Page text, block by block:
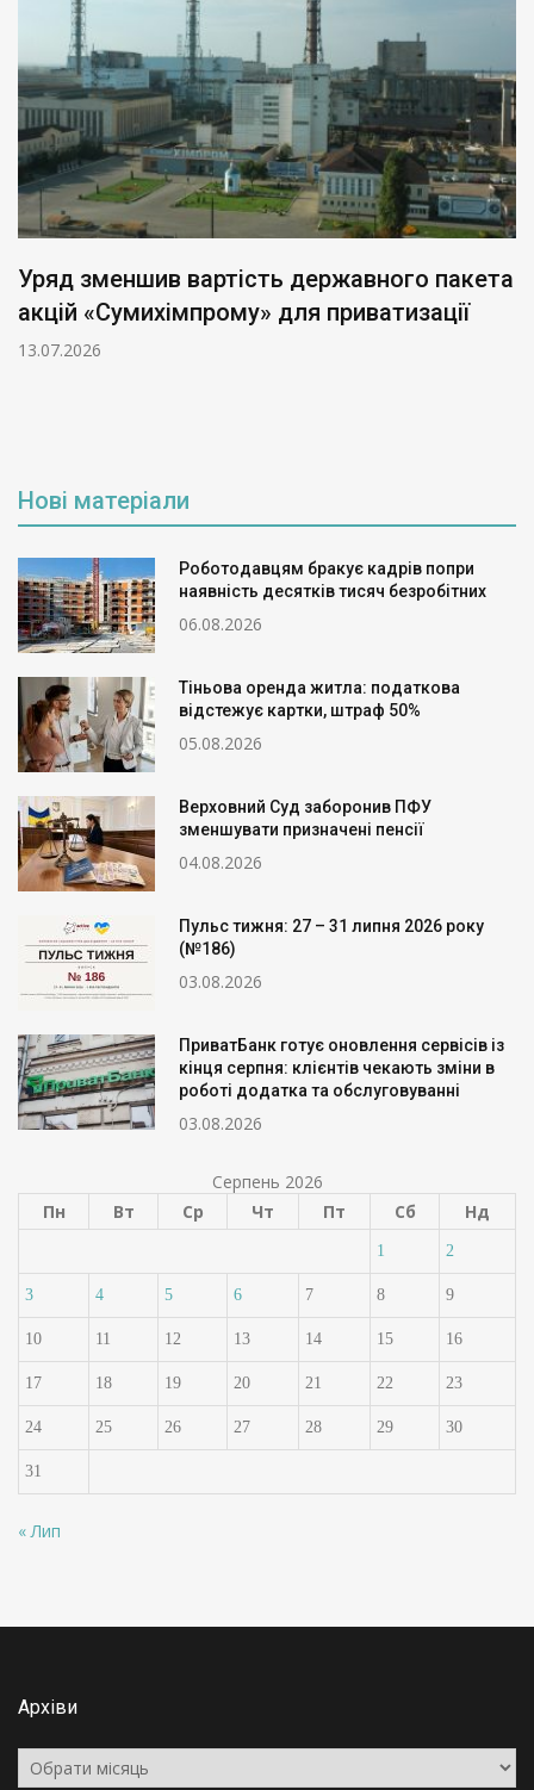
Уряд зменшив вартість державного пакета
акцій «Сумихімпрому» для приватизації
13.07.2026
Нові матеріали
Роботодавцям бракує кадрів попри
наявність десятків тисяч безробітних
06.08.2026
Тіньова оренда житла: податкова
відстежує картки, штраф 50%
05.08.2026
Верховний Суд заборонив ПФУ
зменшувати призначені пенсії
04.08.2026
Пульс тижня: 27 – 31 липня 2026 року
(№186)
03.08.2026
ПриватБанк готує оновлення сервісів із
кінця серпня: клієнтів чекають зміни в
роботі додатка та обслуговуванні
03.08.2026
Серпень 2026
Пн
Вт Ср Чт Пт Сб Нд
1 2
3 4 5 6 7 8 9
10 11 12 13 14 15 16
17 18 19 20 21 22 23
24 25 26 27 28 29 30
31
« Лип
Архіви
Архіви